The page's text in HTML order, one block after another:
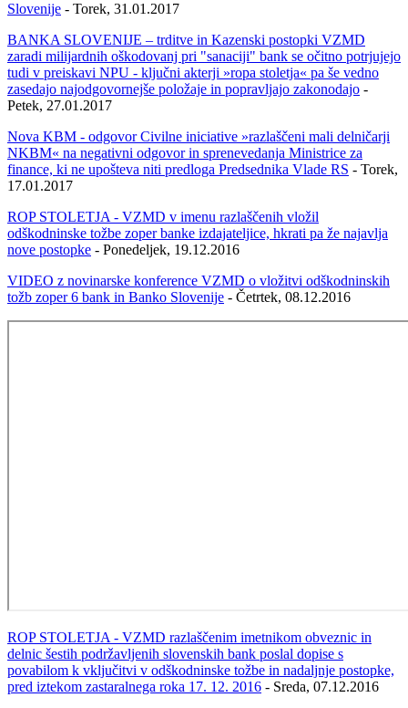
Slovenije - Torek, 31.01.2017
BANKA SLOVENIJE – trditve in Kazenski postopki VZMD
zaradi milijardnih oškodovanj pri "sanaciji" bank se očitno potrjujejo
tudi v preiskavi NPU - ključni akterji »ropa stoletja« pa še vedno
zasedajo najodgovornejše položaje in popravljajo zakonodajo -
Petek, 27.01.2017
Nova KBM - odgovor Civilne iniciative »razlaščeni mali delničarji
NKBM« na negativni odgovor in sprenevedanja Ministrice za
finance, ki ne upošteva niti predloga Predsednika Vlade RS - Torek,
17.01.2017
ROP STOLETJA - VZMD v imenu razlaščenih vložil
odškodninske tožbe zoper banke izdajateljice, hkrati pa že najavlja
nove postopke - Ponedeljek, 19.12.2016
VIDEO z novinarske konference VZMD o vložitvi odškodninskih
tožb zoper 6 bank in Banko Slovenije - Četrtek, 08.12.2016
ROP STOLETJA - VZMD razlaščenim imetnikom obveznic in
delnic šestih podržavljenih slovenskih bank poslal dopise s
povabilom k vključitvi v odškodninske tožbe in nadaljnje postopke,
pred iztekom zastaralnega roka 17. 12. 2016 - Sreda, 07.12.2016